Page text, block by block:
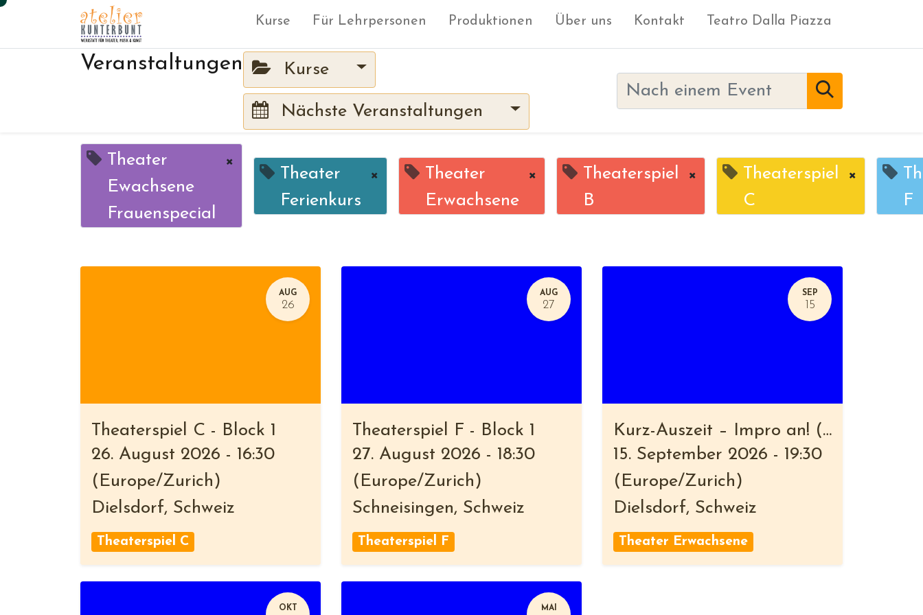
Kurse Für Lehrpersonen Produktionen Über uns Kontakt Teatro Dalla Piazza
Veranstaltungen Kurse
Nächste Veranstaltungen
Theater
Ewachsene
Frauenspecial
×
Theater
Ferienkurs
×
Theater
Erwachsene
×
Theaterspiel
B
×
Theaterspiel
C
×
F
AUG
26
Theaterspiel C - Block 1
26. August 2026 - 16:30
( Europe/Zurich )
Dielsdorf, Schweiz
Theaterspiel C
AUG
27
Theaterspiel F - Block 1
27. August 2026 - 18:30
( Europe/Zurich )
Schneisingen, Schweiz
Theaterspiel F
SEP
15
Kurz-Auszeit – Impro an! (26-3)
15. September 2026 - 19:30
( Europe/Zurich )
Dielsdorf, Schweiz
Theater Erwachsene
OKT MAI